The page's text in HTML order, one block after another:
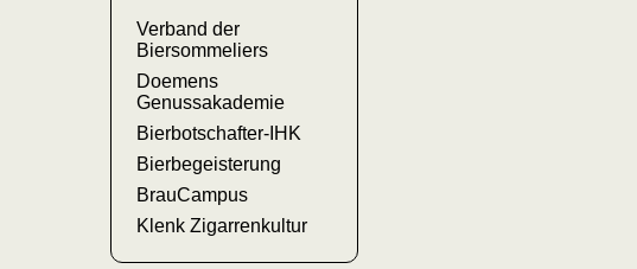
Verband der
Biersommeliers
Doemens
Genussakademie
Bierbotschafter-IHK
Bierbegeisterung
BrauCampus
Klenk Zigarrenkultur